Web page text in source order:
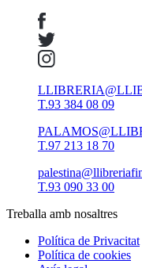
T.93 384 08 09
T.97 213 18 70
T.93 090 33 00
Treballa amb nosaltres
Política de Privacitat
Política de cookies